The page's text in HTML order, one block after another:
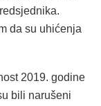
da su uhićenja
2019. godine
bili narušeni